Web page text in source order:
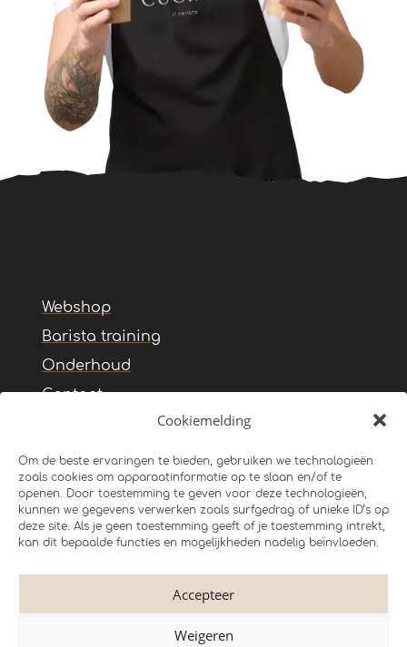
Cookiemelding
Om de beste ervaringen te bieden, gebruiken we technologieën
zoals cookies om apparaatinformatie op te slaan en/of te
openen. Door toestemming te geven voor deze technologieën,
kunnen we gegevens verwerken zoals surfgedrag of unieke ID’s op
deze site. Als je geen toestemming geeft of je toestemming intrekt,
kan dit bepaalde functies en mogelijkheden nadelig beïnvloeden.
Accepteer
Weigeren
Webshop
Barista training
Onderhoud
Contact
Algemene voorwaarden
Privacy Statement